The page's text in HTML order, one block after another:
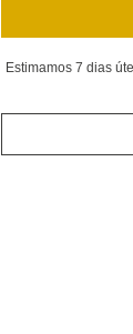
Estimamos 7 dias